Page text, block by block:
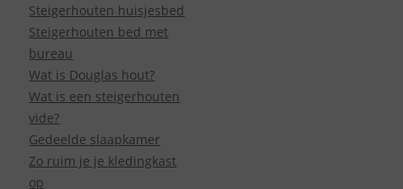
Steigerhouten huisjesbed
Steigerhouten bed met
bureau
Wat is Douglas hout?
Wat is een steigerhouten
vide?
Gedeelde slaapkamer
Zo ruim je je kledingkast
op